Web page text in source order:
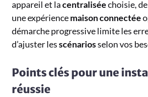
appareil et lacentraliséechoisie,
une expériencemaisonconnectée
démarche progressive limite les
d’ajuster lesscénariosselon vos
Points clés pour une
réussie